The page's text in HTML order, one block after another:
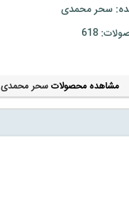
سحر محمدی
618
مشاهده محصولاتسحر محمدی